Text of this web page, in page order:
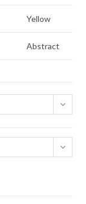
Yellow
Abstract